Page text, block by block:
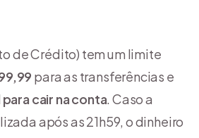
de Crédito) tem um limite
para as transferências e
cair na conta. Caso a
após as 21h59, o dinheiro